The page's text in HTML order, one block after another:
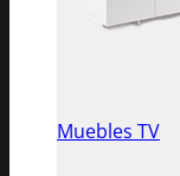
Muebles TV